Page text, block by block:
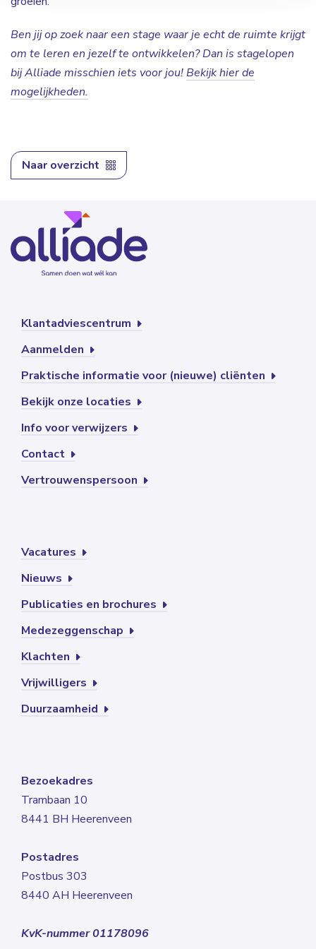
Ben jij op zoek naar een stage waar je echt de ruimte krijgt
om te leren en jezelf te ontwikkelen? Dan is stagelopen
bij Alliade misschien iets voor jou!Bekijk hier de
mogelijkheden.
Naar overzicht
Klantadviescentrum
Aanmelden
Praktische informatie voor (nieuwe) cliënten
Bekijk onze locaties
Info voor verwijzers
Contact
Vertrouwenspersoon
Vacatures
Nieuws
Publicaties en brochures
Medezeggenschap
Klachten
Vrijwilligers
Duurzaamheid
Bezoekadres
Trambaan 10
8441 BH Heerenveen
Postadres
Postbus 303
8440 AH Heerenveen
KvK-nummer 01178096